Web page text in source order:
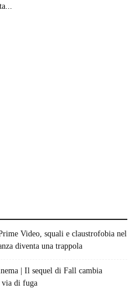
Video, squali e claustrofobia nel
diventa una trappola
| Il sequel di Fall cambia
via di fuga